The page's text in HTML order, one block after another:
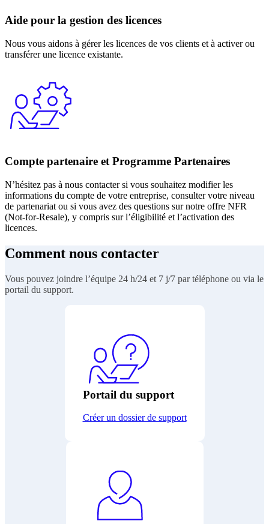
Aide pour la gestion des licences
Nous vous aidons à gérer les licences de vos clients et à activer ou
transférer une licence existante.
Compte partenaire et Programme Partenaires
N’hésitez pas à nous contacter si vous souhaitez modifier les
informations du compte de votre entreprise, consulter votre niveau
de partenariat ou si vous avez des questions sur notre offre NFR
(Not-for-Resale), y compris sur l’éligibilité et l’activation des
licences.
Comment nous contacter
Vous pouvez joindre l’équipe 24 h/24 et 7 j/7 par téléphone ou via le
portail du support.
Portail du support
Créer un dossier de support